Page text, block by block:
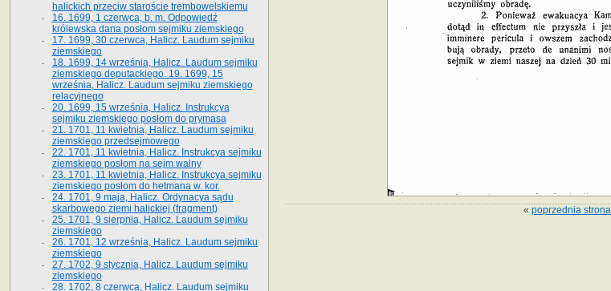
«poprzednia strona
halickich przeciw staroście trembowelskiemu
16. 1699, 1 czerwca, b. m. Odpowiedź
królewska dana posłom sejmiku ziemskiego
17. 1699, 30 czerwca, Halicz. Laudum sejmiku
ziemskiego
18. 1699, 14 września, Halicz. Laudum sejmiku
ziemskiego deputackiego. 19. 1699, 15
września, Halicz. Laudum sejmiku ziemskiego
relacyjnego
20. 1699, 15 września, Halicz. Instrukcya
sejmiku ziemskiego posłom do prymasa
21. 1701, 11 kwietnia, Halicz. Laudum sejmiku
ziemskiego przedsejmowego
22. 1701, 11 kwietnia, Halicz. Instrukcya sejmiku
ziemskiego posłom na sejm walny
23. 1701, 11 kwietnia, Halicz. Instrukcya sejmiku
ziemskiego posłom do hetmana w. kor.
24. 1701, 9 maja, Halicz. Ordynacya sądu
skarbowego ziemi halickiej (fragment)
25. 1701, 9 sierpnia, Halicz. Laudum sejmiku
ziemskiego
26. 1701, 12 września, Halicz. Laudum sejmiku
ziemskiego
27. 1702, 9 stycznia, Halicz. Laudum sejmiku
ziemskiego
28. 1702, 8 czerwca, Halicz. Laudum sejmiku